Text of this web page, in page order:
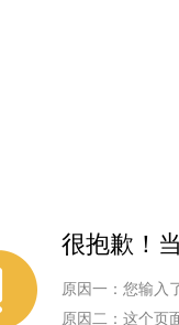
很抱歉！
原因一：您输入
原因二：这个页